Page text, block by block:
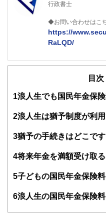
行政書士
◆お問い合わせはこ
https://
RaLQD/
２級ファイナンシャ
活かして活動を始め
する傍ら、フリーラ
目次
1浪人生でも国民年金保
2浪人生は猶予制度が利
3猶予の手続きはどこです
4将来年金を満額受け取
5子どもの国民年金保険
6浪人生の国民年金保険